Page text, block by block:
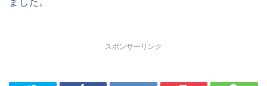
ました。
スポンサーリンク